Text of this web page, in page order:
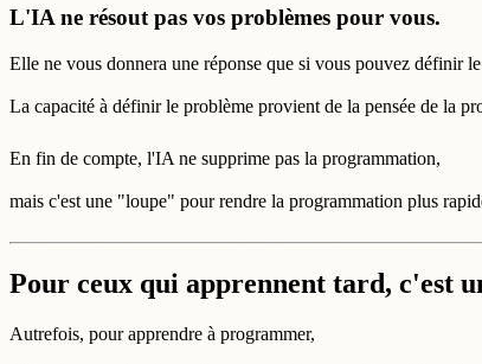
L'IA ne résout pas vos problèmes pour vous.
Elle ne vous donnera une réponse que si vous pouvez définir
La capacité à définir le problème provient de la pensée de la
En fin de compte, l'IA ne supprime pas la programmation,
mais c'est une "loupe" pour rendre la programmation plus
Pour ceux qui apprennent tard, c'est
Autrefois, pour apprendre à programmer,